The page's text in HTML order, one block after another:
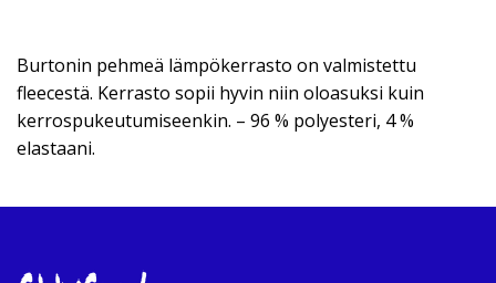
Burtonin pehmeä lämpökerrasto on valmistettu
fleecestä. Kerrasto sopii hyvin niin oloasuksi kuin
kerrospukeutumiseenkin. – 96 % polyesteri, 4 %
elastaani.